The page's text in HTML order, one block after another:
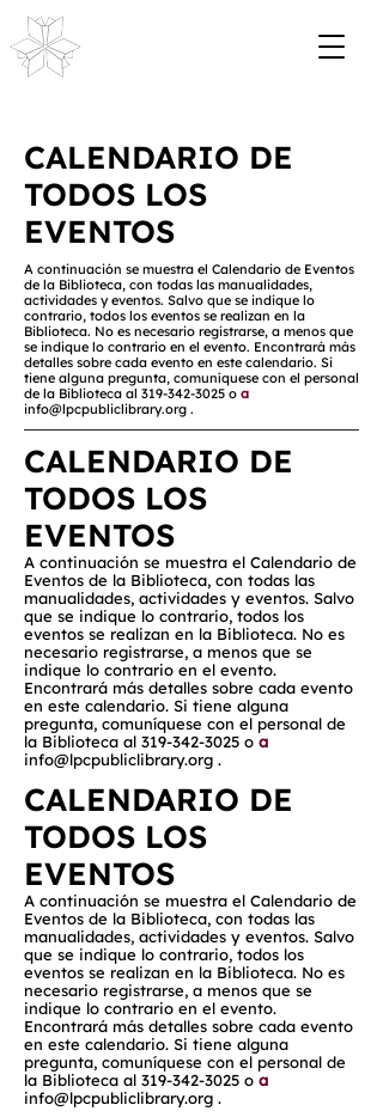
CALENDARIO DE
TODOS LOS
EVENTOS
A continuación se muestra el Calendario de Eventos
de la Biblioteca, con todas las manualidades,
actividades y eventos. Salvo que se indique lo
contrario, todos los eventos se realizan en la
Biblioteca. No es necesario registrarse, a menos que
se indique lo contrario en el evento. Encontrará más
detalles sobre cada evento en este calendario. Si
tiene alguna pregunta, comuníquese con el personal
de la Biblioteca al 319-342-3025 o a
info@lpcpubliclibrary.org .
CALENDARIO DE
TODOS LOS
EVENTOS
A continuación se muestra el Calendario de
Eventos de la Biblioteca, con todas las
manualidades, actividades y eventos. Salvo
que se indique lo contrario, todos los
eventos se realizan en la Biblioteca. No es
necesario registrarse, a menos que se
indique lo contrario en el evento.
Encontrará más detalles sobre cada evento
en este calendario. Si tiene alguna
pregunta, comuníquese con el personal de
la Biblioteca al 319-342-3025 o a
info@lpcpubliclibrary.org .
CALENDARIO DE
TODOS LOS
EVENTOS
A continuación se muestra el Calendario de
Eventos de la Biblioteca, con todas las
manualidades, actividades y eventos. Salvo
que se indique lo contrario, todos los
eventos se realizan en la Biblioteca. No es
necesario registrarse, a menos que se
indique lo contrario en el evento.
Encontrará más detalles sobre cada evento
en este calendario. Si tiene alguna
pregunta, comuníquese con el personal de
la Biblioteca al 319-342-3025 o a
info@lpcpubliclibrary.org .